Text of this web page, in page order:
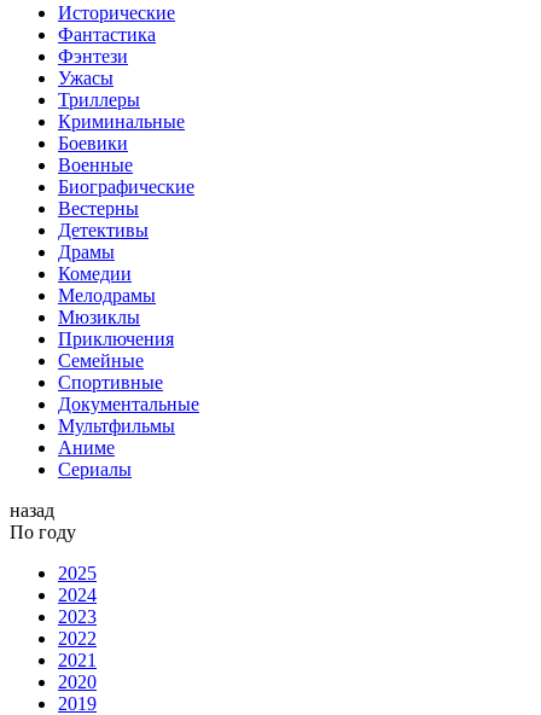
Исторические
Фантастика
Фэнтези
Ужасы
Триллеры
Криминальные
Боевики
Военные
Биографические
Вестерны
Детективы
Драмы
Комедии
Мелодрамы
Мюзиклы
Приключения
Семейные
Спортивные
Документальные
Мультфильмы
Аниме
Сериалы
назад
По году
2025
2024
2023
2022
2021
2020
2019